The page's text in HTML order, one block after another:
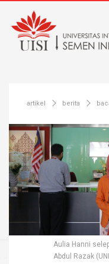
artikel berita
Aulia Hanni
Abdul Razak